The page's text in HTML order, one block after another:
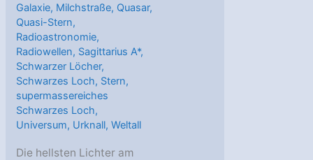
Galaxie, Milchstraße, Quasar,
Quasi-Stern,
Radioastronomie,
Radiowellen, Sagittarius A*,
Schwarzer Löcher,
Schwarzes Loch, Stern,
supermassereiches
Schwarzes Loch,
Universum, Urknall,Weltall
Die hellsten Lichter am